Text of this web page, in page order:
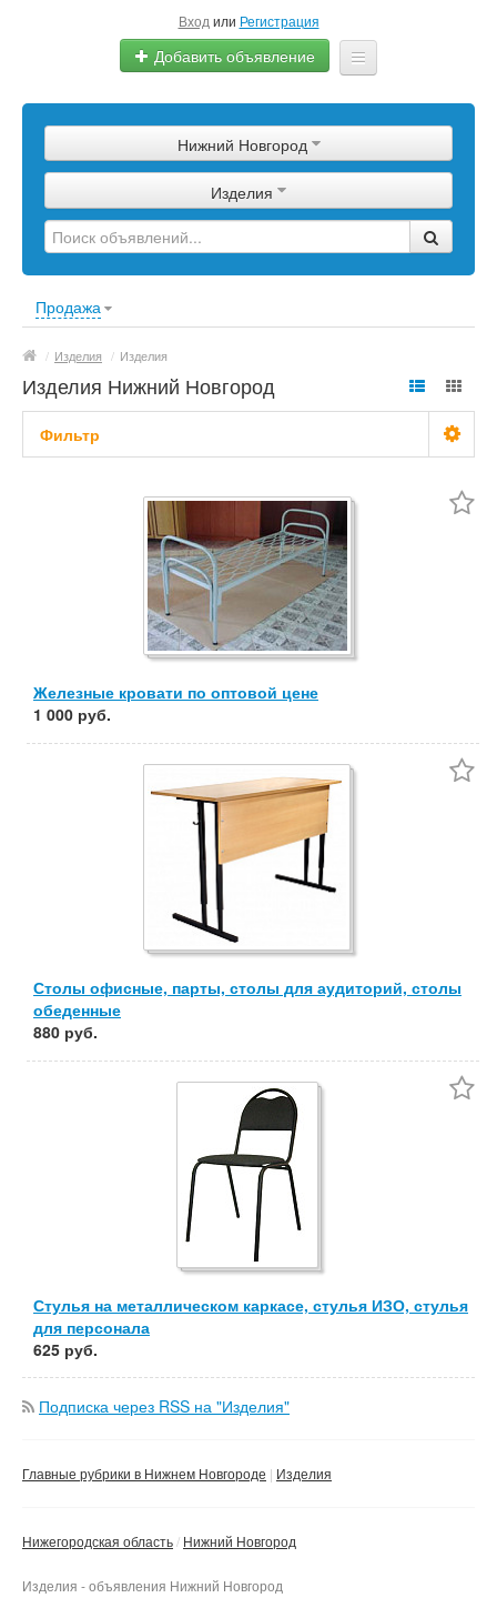
Вход или Регистрация
Добавить объявление
Сырье
Изделия
Оборудование
Нижний Новгород
Изделия
Продажа
/ Изделия / Изделия
Изделия Нижний Новгород
Фильтр
Применить Сбросить фильтр
Железные кровати по оптовой цене
1 000 руб.
Столы офисные, парты, столы для аудиторий, столы
обеденные
880 руб.
Стулья на металлическом каркасе, стулья ИЗО, стулья
для персонала
625 руб.
Подписка через RSS на "Изделия"
Главные рубрики в Нижнем Новгороде Изделия
Нижегородская область Нижний Новгород
Изделия - объявления Нижний Новгород